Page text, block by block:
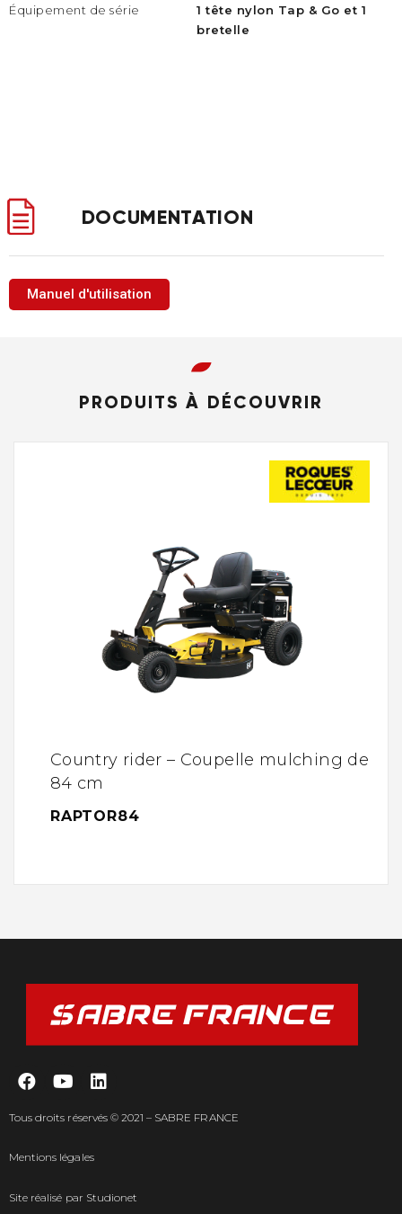
Équipement de série
1 tête nylon Tap & Go et 1
bretelle
DOCUMENTATION
Manuel d'utilisation
PRODUITS À DÉCOUVRIR
Country rider – Coupelle mulching de
84 cm
RAPTOR84
Tous droits réservés © 2021 – SABRE FRANCE
Mentions légales
Site réalisé par Studionet